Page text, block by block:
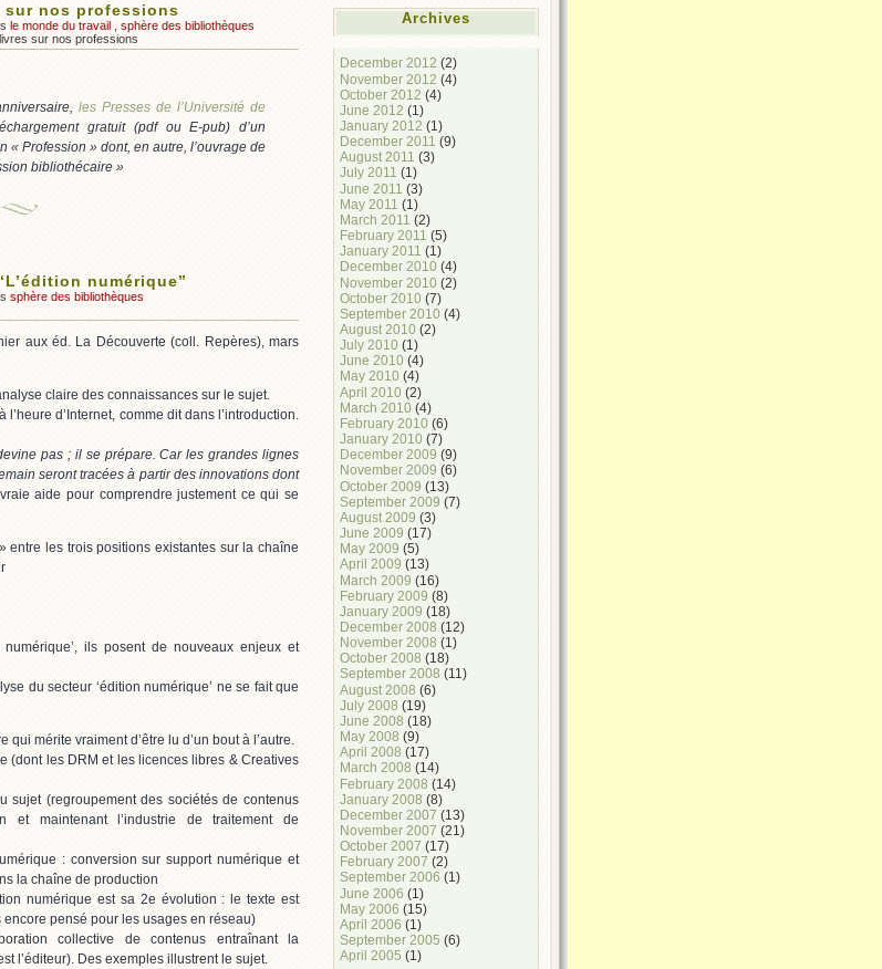
nos professions
le monde du travail
sphère des bibliothèques
sur nos professions
les Presses de l’Université de
gratuit (pdf ou E-pub) d’un
« Profession » dont, en autre, l’ouvrage de
bibliothécaire »
numérique”
sphère des bibliothèques
aux éd. La Découverte (coll. Repères), mars
claire des connaissances sur le sujet.
à l’heure d’Internet, comme dit dans l’introduction.
pas ; il se prépare. Car les grandes lignes
seront tracées à partir des innovations dont
aide pour comprendre justement ce qui se
entre les trois positions existantes sur la chaîne
numérique’, ils posent de nouveaux enjeux et
du secteur ‘édition numérique’ ne se fait que
mérite vraiment d’être lu d’un bout à l’autre.
(dont les DRM et les licences libres & Creatives
sujet (regroupement des sociétés de contenus
et maintenant l’industrie de traitement de
: conversion sur support numérique et
la chaîne de production
numérique est sa 2e évolution : le texte est
pensé pour les usages en réseau)
collective de contenus entraînant la
l’éditeur). Des exemples illustrent le sujet.
Archives
December 2012 (2)
November 2012 (4)
October 2012 (4)
June 2012 (1)
January 2012 (1)
December 2011 (9)
August 2011 (3)
July 2011 (1)
June 2011 (3)
May 2011 (1)
March 2011 (2)
February 2011 (5)
January 2011 (1)
December 2010 (4)
November 2010 (2)
October 2010 (7)
September 2010 (4)
August 2010 (2)
July 2010 (1)
June 2010 (4)
May 2010 (4)
April 2010 (2)
March 2010 (4)
February 2010 (6)
January 2010 (7)
December 2009 (9)
November 2009 (6)
October 2009 (13)
September 2009 (7)
August 2009 (3)
June 2009 (17)
May 2009 (5)
April 2009 (13)
March 2009 (16)
February 2009 (8)
January 2009 (18)
December 2008 (12)
November 2008 (1)
October 2008 (18)
September 2008 (11)
August 2008 (6)
July 2008 (19)
June 2008 (18)
May 2008 (9)
April 2008 (17)
March 2008 (14)
February 2008 (14)
January 2008 (8)
December 2007 (13)
November 2007 (21)
October 2007 (17)
February 2007 (2)
September 2006 (1)
June 2006 (1)
May 2006 (15)
April 2006 (1)
September 2005 (6)
April 2005 (1)